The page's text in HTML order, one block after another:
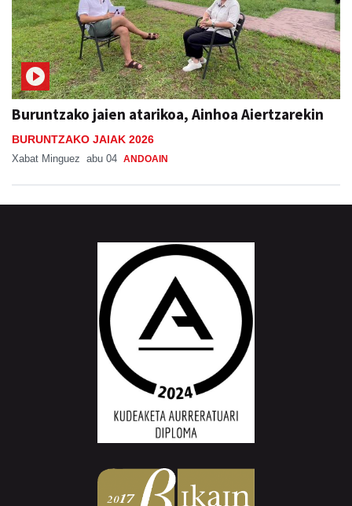
Buruntzako jaien atarikoa, Ainhoa Aiertzarekin
BURUNTZAKO JAIAK 2026
Xabat Minguez abu 04 ANDOAIN